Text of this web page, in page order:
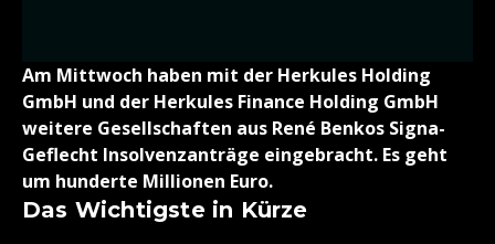
Am Mittwoch haben mit der Herkules Holding
GmbH und der Herkules Finance Holding GmbH
weitere Gesellschaften aus René Benkos Signa-
Geflecht Insolvenzanträge eingebracht. Es geht
um hunderte Millionen Euro.
Das Wichtigste in Kürze